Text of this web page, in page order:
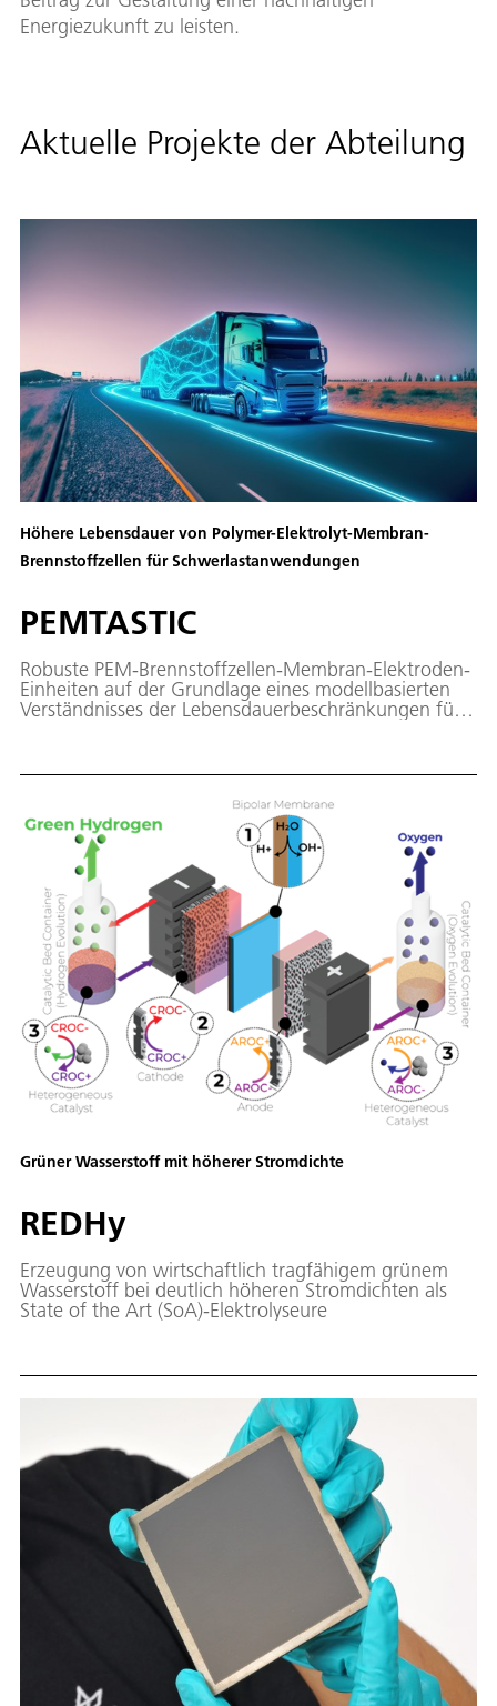
Energiezukunft zu leisten.
Aktuelle Projekte der Abteilung
Höhere Lebensdauer von Polymer-Elektrolyt-Membran-
Brennstoffzellen für Schwerlastanwendungen
PEMTASTIC
Robuste PEM-Brennstoffzellen-Membran-Elektroden-
Einheiten auf der Grundlage eines modellbasierten
Verständnisses der Lebensdauerbeschränkungen für
Grüner Wasserstoff mit höherer Stromdichte
REDHy
Erzeugung von wirtschaftlich tragfähigem grünem
Wasserstoff bei deutlich höheren Stromdichten als
State of the Art (SoA)-Elektrolyseure